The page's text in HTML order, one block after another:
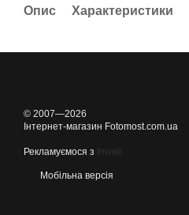
Опис Характеристики
© 2007—2026
Інтернет-магазин Fotomost.com.ua
Рекламуємося з Inweb
Мобільна версія